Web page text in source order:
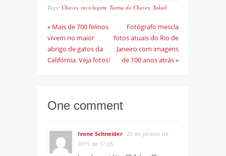
Tags: Chaves reciclagem Turma do Chaves Yakult
« Mais de 700 felinos
vivem no maior
abrigo de gatos da
Califórnia. Veja fotos!
Fotógrafo mescla
fotos atuais do Rio de
Janeiro com imagens
de 100 anos atrás»
One comment
Ivone Schneider 20 de janeiro de
2015 de 17:05